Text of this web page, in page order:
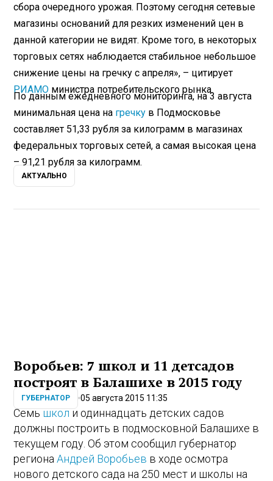
сбора очередного урожая. Поэтому сегодня сетевые
магазины оснований для резких изменений цен в
данной категории не видят. Кроме того, в некоторых
торговых сетях наблюдается стабильное небольшое
снижение цены на гречку с апреля», – цитирует
РИАМО министра потребительского рынка.
По данным ежедневного мониторинга, на 3 августа
минимальная цена на гречку в Подмосковье
составляет 51,33 рубля за килограмм в магазинах
федеральных торговых сетей, а самая высокая цена
– 91,21 рубля за килограмм.
АКТУАЛЬНО
Воробьев: 7 школ и 11 детсадов
построят в Балашихе в 2015 году
ГУБЕРНАТОР 05 августа 2015 11:35
Семьшколи одиннадцать детских садов
должны построить в подмосковной Балашихе в
текущем году. Об этом сообщил губернатор
регионаАндрей Воробьев в ходе осмотра
нового детского сада на 250 мест и школы на